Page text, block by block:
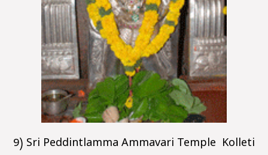
9) Sri Peddintlamma Ammavari Temple Kolleti